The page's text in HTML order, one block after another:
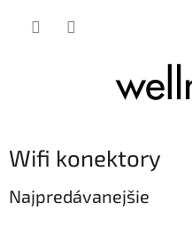
Wifi konektory
Najpredávanejšie